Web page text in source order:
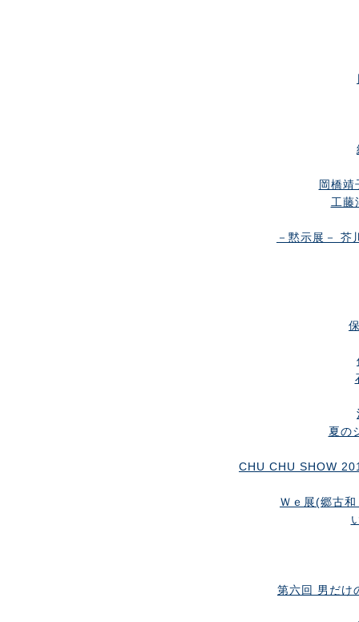
岡橋靖
工藤
－黙示展－
夏の
CHU CHU SHOW
Ｗｅ展(郷古
第六回 男だけ